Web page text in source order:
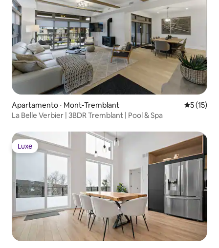
Apartamento ⋅ Mont-Tremblant 5 de uma
5 (15)
La Belle Verbier | 3BDR Tremblant | Pool & Spa
Luxe
Luxe